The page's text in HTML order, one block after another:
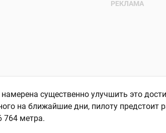
существенно улучшить это
на ближайшие дни, пилоту предстоит
764 метра.